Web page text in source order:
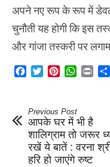
अपने नए रूप के रूप में
चुनौती यह होगी कि इस
और गांजा तस्करी पर
Facebook
TwitterPinterest Print
Previous Post
आपके घर में भी है
शालिग्राम तो जरूर
रखें ये बातें : वरना
हरि हो जाएंगे रुष्ट